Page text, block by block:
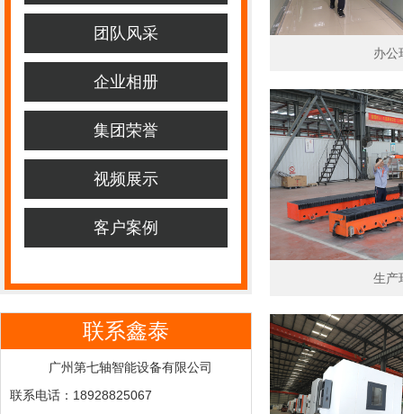
团队风采
企业相册
集团荣誉
视频展示
客户案例
联系鑫泰
广州第七轴智能设备有限公司
联系电话：18928825067
办公
生产